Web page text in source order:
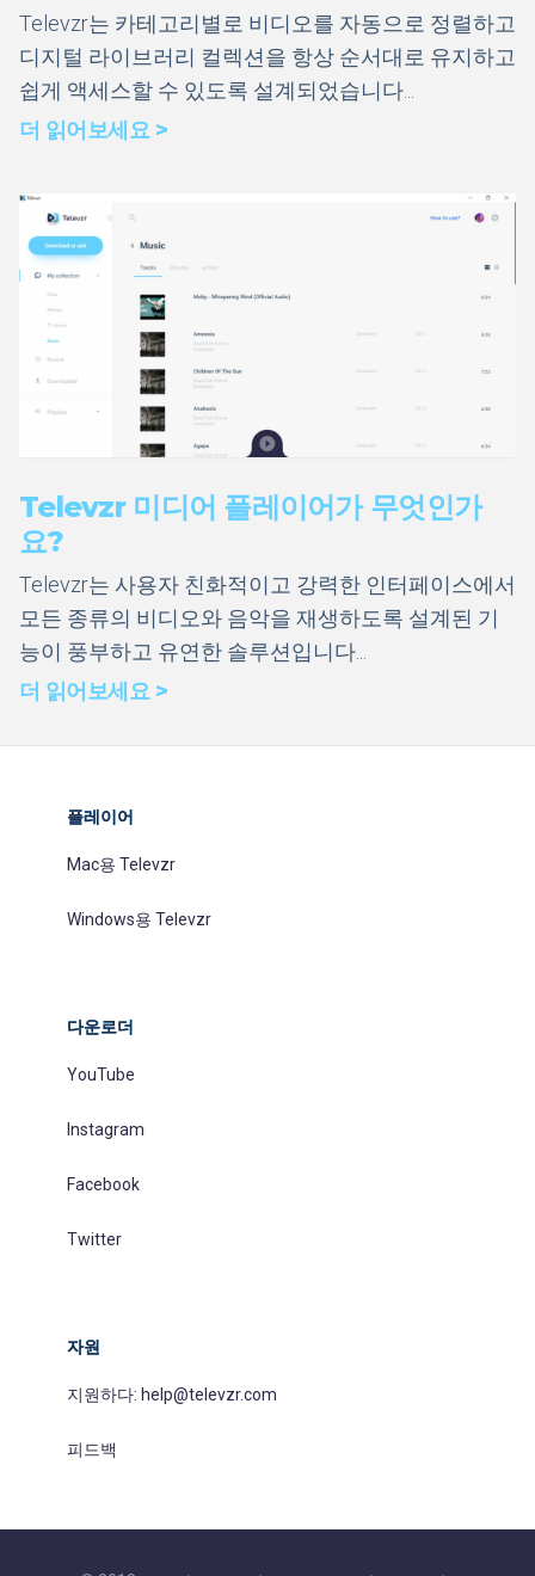
Televzr는 카테고리별로 비디오를 자동으로 정렬하고
디지털 라이브러리 컬렉션을 항상 순서대로 유지하고
쉽게 액세스할 수 있도록 설계되었습니다...
더 읽어보세요 >
Televzr 미디어 플레이어가 무엇인가
요?
Televzr는 사용자 친화적이고 강력한 인터페이스에서
모든 종류의 비디오와 음악을 재생하도록 설계된 기
능이 풍부하고 유연한 솔루션입니다...
더 읽어보세요 >
플레이어
Mac용 Televzr
Windows용 Televzr
다운로더
YouTube
Instagram
Facebook
Twitter
자원
지원하다: help@televzr.com
피드백